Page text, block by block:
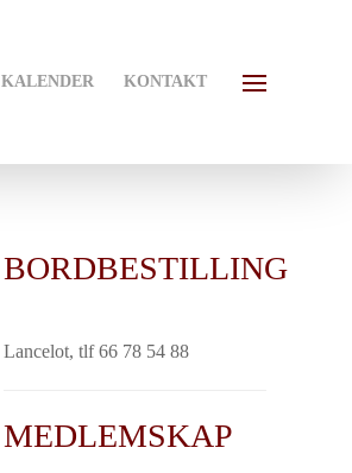
KALENDER KONTAKT
BORDBESTILLING
Lancelot, tlf 66 78 54 88
MEDLEMSKAP